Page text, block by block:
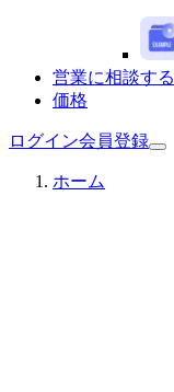
営業に相談する
価格
ログイン会員登録
ホーム